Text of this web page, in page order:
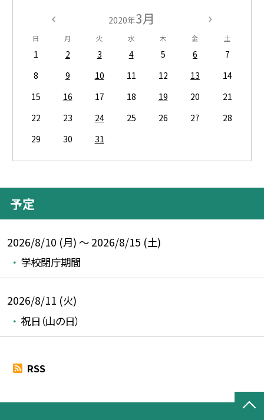
2020年3月
日 月 火 水 木 金 土
1 2 3 4 5 6
7
8
9 10 11 12 13
14
15
16 17 18 19 20
21
22
23 24 25 26 27
28
29
30 31
予定
2026/8/10 (月) ～ 2026/8/15 (土)
学校閉庁期間
2026/8/11 (火)
祝日（山の日）
RSS